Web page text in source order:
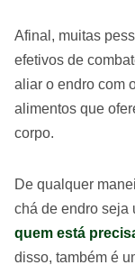
Afinal, muitas
efetivos de
aliar o endro com
alimentos que
corpo.
De qualquer
chá de endro seja
quem está
disso, também é